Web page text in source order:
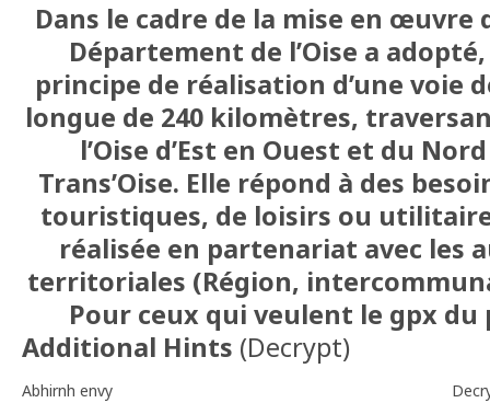
Dans le cadre de la mise en œuvre
Département de l’Oise a
principe de réalisation d’une voie
longue de 240 kilomètres,
l’Oise d’Est en Ouest et du
Trans’Oise. Elle répond à des
touristiques, de loisirs ou
réalisée en partenariat avec les
territoriales (Région,
Pour ceux qui veulent le gpx
Additional Hints (Decrypt)
Abhirnh envy